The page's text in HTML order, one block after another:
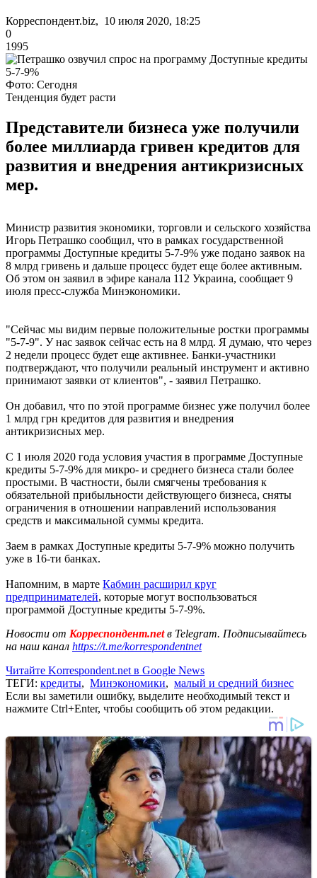
Корреспондент.biz, 10 июля 2020, 18:25
0
1995
Фото: Сегодня
Тенденция будет расти
Представители бизнеса уже получили
более миллиарда гривен кредитов для
развития и внедрения антикризисных
мер.
Министр развития экономики, торговли и сельского хозяйства
Игорь Петрашко сообщил, что в рамках государственной
программы Доступные кредиты 5-7-9% уже подано заявок на
8 млрд гривень и дальше процесс будет еще более активным.
Об этом он заявил в эфире канала 112 Украина, сообщает 9
июля пресс-служба Минэкономики.
"Сейчас мы видим первые положительные ростки программы
"5-7-9". У нас заявок сейчас есть на 8 млрд. Я думаю, что через
2 недели процесс будет еще активнее. Банки-участники
подтверждают, что получили реальный инструмент и активно
принимают заявки от клиентов", - заявил Петрашко.
Он добавил, что по этой программе бизнес уже получил более
1 млрд грн кредитов для развития и внедрения
антикризисных мер.
С 1 июля 2020 года условия участия в программе Доступные
кредиты 5-7-9% для микро- и среднего бизнеса стали более
простыми. В частности, были смягчены требования к
обязательной прибыльности действующего бизнеса, сняты
ограничения в отношении направлений использования
средств и максимальной суммы кредита.
Заем в рамках Доступные кредиты 5-7-9% можно получить
уже в 16-ти банках.
Напомним, в марте Кабмин расширил круг
предпринимателей, которые могут воспользоваться
программой Доступные кредиты 5-7-9%.
Новости от Корреспондент.netв Telegram. Подписывайтесь
на наш канал https://t.me/korrespondentnet
Читайте Korrespondent.net в Google News
ТЕГИ: кредиты, Минэкономики, малый и средний бизнес
Если вы заметили ошибку, выделите необходимый текст и
нажмите Ctrl+Enter, чтобы сообщить об этом редакции.